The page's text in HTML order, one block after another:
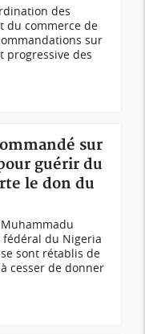
des
du commerce de
sur
progressive des
sur
guérir du
le don du
fédéral du Nigeria
sont rétablis de
cesser de donner